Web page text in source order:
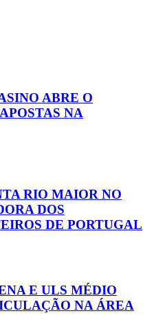
ABRE O
NA
RIO MAIOR NO
DOS
DE PORTUGAL
E ULS MÉDIO
NA ÁREA